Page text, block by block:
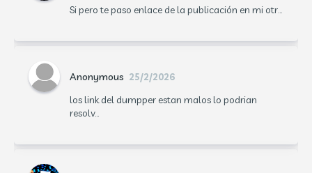
Si pero te paso enlace de la publicación en mi otr...
Anonymous 25/2/2026
los link del dumpper estan malos lo podrian
resolv...